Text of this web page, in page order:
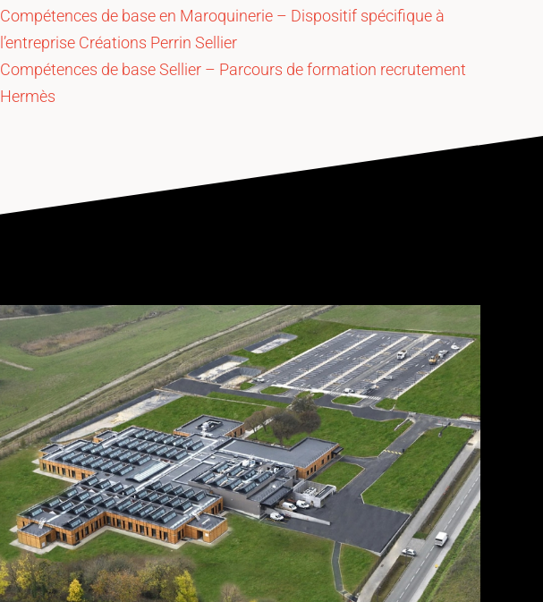
Compétences de base en Maroquinerie – Dispositif spécifique à
l’entreprise Créations Perrin Sellier
Compétences de base Sellier – Parcours de formation recrutement
Hermès